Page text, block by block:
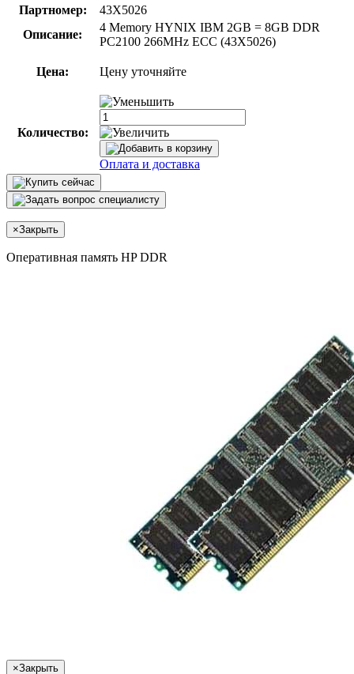
Партномер:
43X5026
Описание:
4 Memory HYNIX IBM 2GB = 8GB DDR
PC2100 266MHz ECC (43X5026)
Цена: Цену уточняйте
Количество:
Оплата и доставка
×Закрыть
Оперативная память HP DDR
×Закрыть